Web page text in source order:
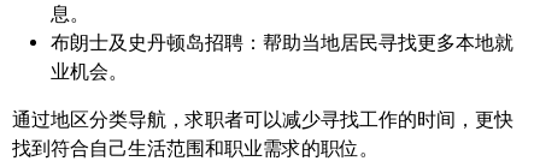
息。
布朗士及史丹顿岛招聘： 帮助当地居民寻找更多本地就
业机会。
通过地区分类导航，求职者可以减少寻找工作的时间，更快
找到符合自己生活范围和职业需求的职位。